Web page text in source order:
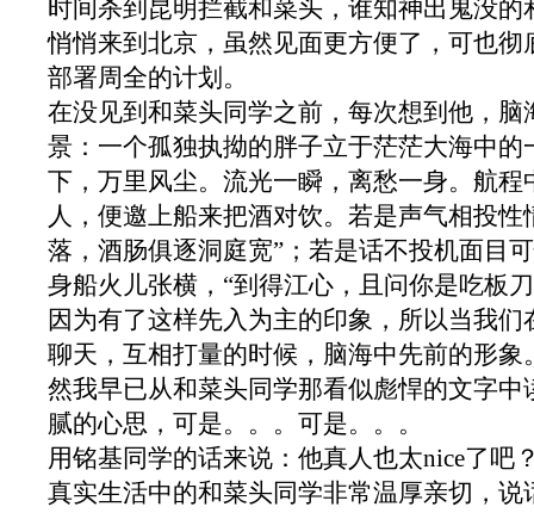
时间杀到昆明拦截和菜头，谁知神出鬼没
悄悄来到北京，虽然见面更方便了，可也
部署周全的计划。
在没见到和菜头同学之前，每次想到他，
景：一个孤独执拗的胖子立于茫茫大海中的
下，万里风尘。流光一瞬，离愁一身。航程
人，便邀上船来把酒对饮。若是声气相投
落，酒肠俱逐洞庭宽”；若是话不投机面目
身船火儿张横，“到得江心，且问你是吃板
因为有了这样先入为主的印象，所以当我
聊天，互相打量的时候，脑海中先前的形
然我早已从和菜头同学那看似彪悍的文字
腻的心思，可是。。。可是。。。
用铭基同学的话来说：他真人也太nice了吧
真实生活中的和菜头同学非常温厚亲切，